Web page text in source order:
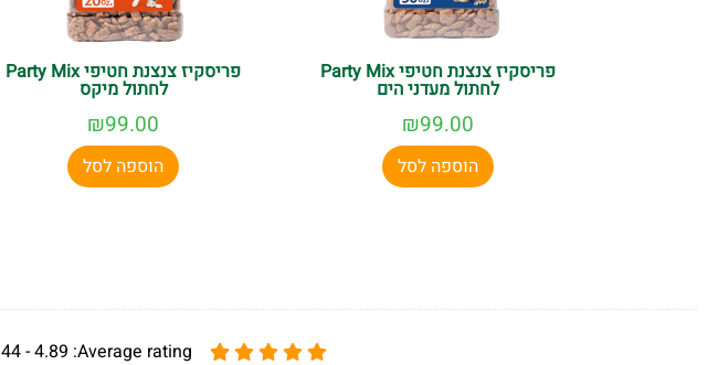
פריסקיז צנצנת חטיפי Party Mix
לחתול מעדני הים
₪99.00
הוספה לסל
פריסקיז צנצנת חטיפי Party Mix
לחתול מיקס
₪99.00
הוספה לסל
Average rating:
4.89 -
44